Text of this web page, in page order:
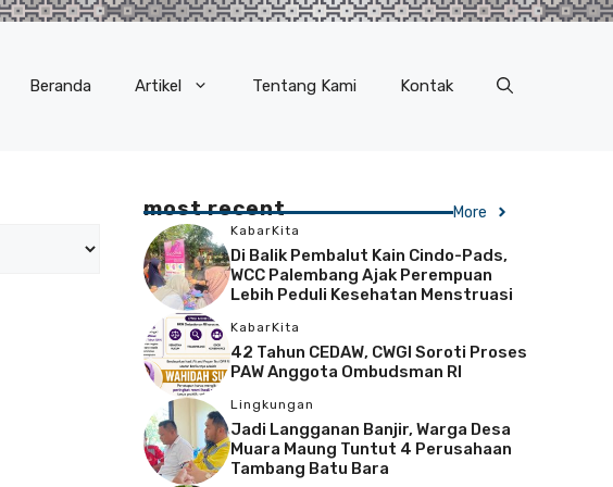
Beranda Artikel Tentang Kami Kontak
most recent More
KabarKita
Di Balik Pembalut Kain Cindo-Pads,
WCC Palembang Ajak Perempuan
Lebih Peduli Kesehatan Menstruasi
KabarKita
42 Tahun CEDAW, CWGI Soroti Proses
PAW Anggota Ombudsman RI
Lingkungan
Jadi Langganan Banjir, Warga Desa
Muara Maung Tuntut 4 Perusahaan
Tambang Batu Bara